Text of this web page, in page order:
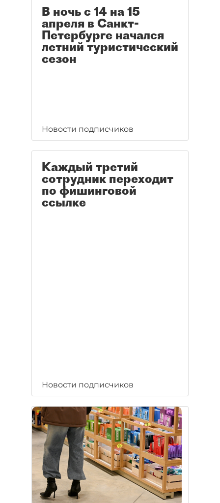
В ночь с 14 на 15
апреля в Санкт-
Петербурге начался
летний туристический
сезон
Новости подписчиков
Каждый третий
сотрудник переходит
по фишинговой
ссылке
Новости подписчиков